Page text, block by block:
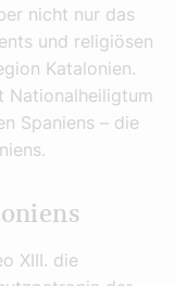
nicht nur das
und religiösen
Katalonien.
Nationalheiligtum
Spaniens – die
XIII. die